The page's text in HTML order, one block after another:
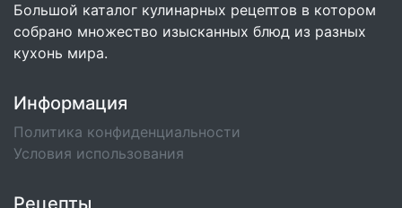
Большой каталог кулинарных рецептов в котором
собрано множество изысканных блюд из разных
кухонь мира.
Информация
Политика конфиденциальности
Условия использования
Рецепты